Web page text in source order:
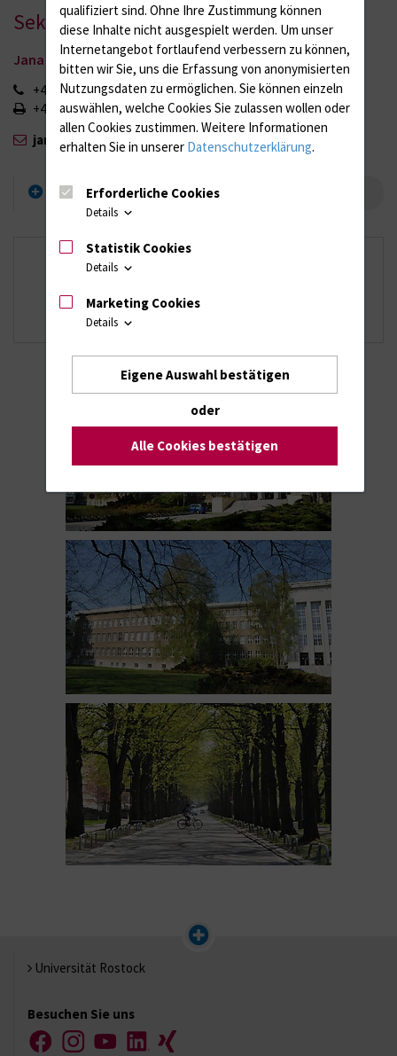
Sekretariat
Jana Spaller
+49 (0) 381 494 5901
+49 (0) 381 494 5902
jana.spaller{bei}med.uni-rostock.de
Wegbeschreibung
Unser Team
Kontakt
Anfahrt
Universität Rostock
Besuchen Sie uns
FacebookInstagramYouTubeLinkedIn
Xing
qualifiziert sind. Ohne Ihre Zustimmung können
diese Inhalte nicht ausgespielt werden. Um unser
Internetangebot fortlaufend verbessern zu können,
bitten wir Sie, uns die Erfassung von anonymisierten
Nutzungsdaten zu ermöglichen. Sie können einzeln
auswählen, welche Cookies Sie zulassen wollen oder
allen Cookies zustimmen. Weitere Informationen
erhalten Sie in unserer Datenschutzerklärung.
Erforderliche Cookies
Details
Statistik Cookies
Details
Marketing Cookies
Details
Eigene Auswahl bestätigen
oder
Alle Cookies bestätigen